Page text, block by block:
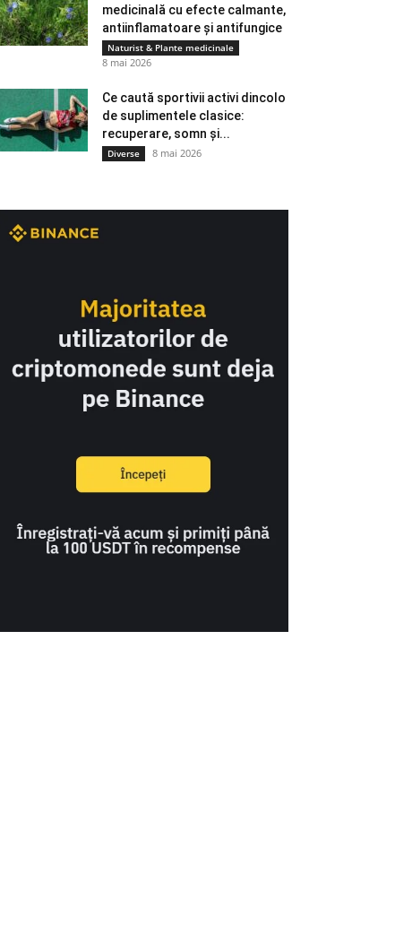
medicinală cu efecte calmante,
antiinflamatoare și antifungice
Naturist & Plante medicinale
8 mai 2026
Ce caută sportivii activi dincolo
de suplimentele clasice:
recuperare, somn și...
Diverse 8 mai 2026